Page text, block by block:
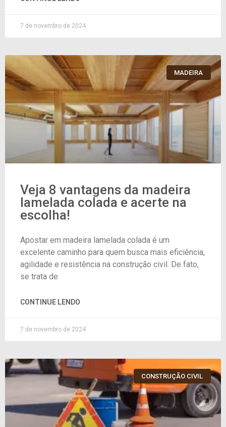
7 de novembro de 2024
MADEIRA
Veja 8 vantagens da madeira
lamelada colada e acerte na
escolha!
Apostar em madeira lamelada colada é um
excelente caminho para quem busca mais eficiência,
agilidade e resistência na construção civil. De fato,
se trata de
CONTINUE LENDO
7 de novembro de 2024
CONSTRUÇÃO CIVIL